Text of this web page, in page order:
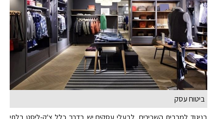
ביטוח עסק